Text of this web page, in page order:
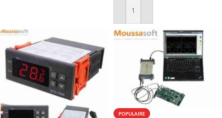
Ajouter Au Panier
POPULAIRE